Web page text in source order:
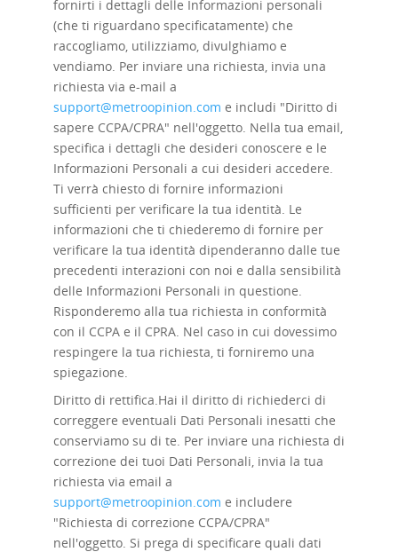
fornirti i dettagli delle Informazioni personali
(che ti riguardano specificatamente) che
raccogliamo, utilizziamo, divulghiamo e
vendiamo. Per inviare una richiesta, invia una
richiesta via e-mail a
support@metroopinion.com e includi "Diritto di
sapere CCPA/CPRA" nell'oggetto. Nella tua email,
specifica i dettagli che desideri conoscere e le
Informazioni Personali a cui desideri accedere.
Ti verrà chiesto di fornire informazioni
sufficienti per verificare la tua identità. Le
informazioni che ti chiederemo di fornire per
verificare la tua identità dipenderanno dalle tue
precedenti interazioni con noi e dalla sensibilità
delle Informazioni Personali in questione.
Risponderemo alla tua richiesta in conformità
con il CCPA e il CPRA. Nel caso in cui dovessimo
respingere la tua richiesta, ti forniremo una
spiegazione.
Diritto di rettifica.Hai il diritto di richiederci di
correggere eventuali Dati Personali inesatti che
conserviamo su di te. Per inviare una richiesta di
correzione dei tuoi Dati Personali, invia la tua
richiesta via email a
support@metroopinion.com e includere
"Richiesta di correzione CCPA/CPRA"
nell'oggetto. Si prega di specificare quali dati